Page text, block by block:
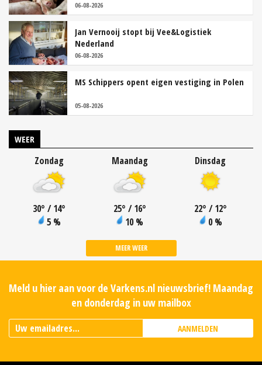
06-08-2026
Jan Vernooij stopt bij Vee&Logistiek
Nederland
06-08-2026
MS Schippers opent eigen vestiging in Polen
05-08-2026
WEER
Zondag
30° / 14°
5 %
Maandag
25° / 16°
10 %
Dinsdag
22° / 12°
0 %
MEER WEER
Meld u hier aan voor de Varkens.nl nieuwsbrief! Maandag
en donderdag in uw mailbox
AANMELDEN